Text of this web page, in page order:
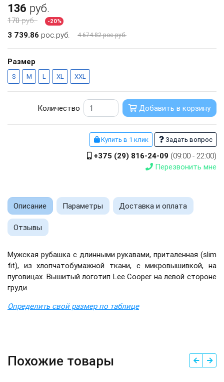
136 руб.
170руб. -20%
3 739.86 рос.руб. 4 674.82 рос.руб.
Размер
S M L XL XXL
Количество Добавить в корзину
Купить в 1 клик Задать вопрос
+375 (29) 816-24-09 (09:00 - 22:00)
Перезвонить мне
Описание Параметры Доставка и оплата
Отзывы
Мужская рубашка с длинными рукавами, приталенная (slim
fit), из хлопчатобумажной ткани, с микровышивкой, на
пуговицах. Вышитый логотип Lee Cooper на левой стороне
груди.
Определить свой размер по таблице
Похожие товары